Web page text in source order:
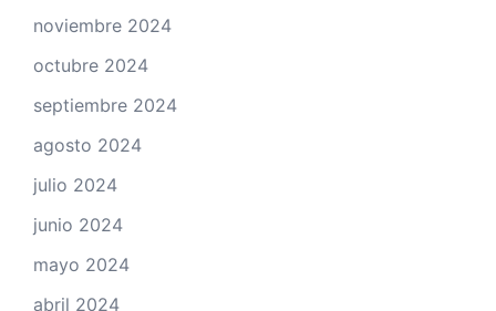
noviembre 2024
octubre 2024
septiembre 2024
agosto 2024
julio 2024
junio 2024
mayo 2024
abril 2024